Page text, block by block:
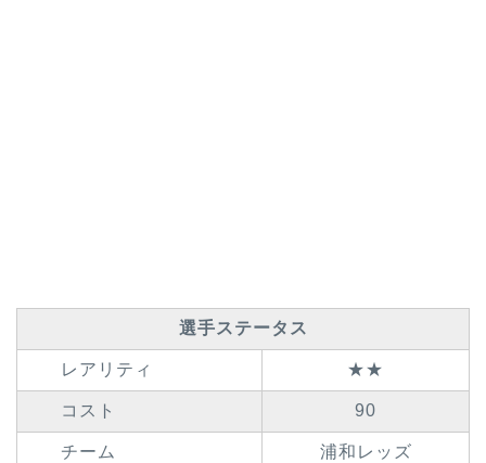
選手ステータス
レアリティ ★★
コスト 90
チーム 浦和レッズ